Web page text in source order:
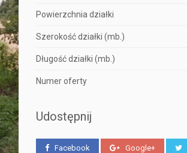
Powierzchnia działki
Szerokość działki (mb.)
Długość działki (mb.)
Numer oferty
Udostępnij
Facebook Google+